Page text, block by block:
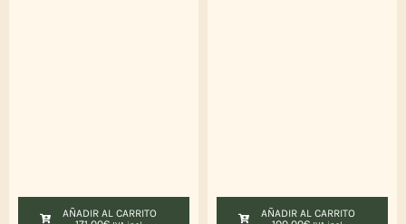
AÑADIR AL CARRITO
AÑADIR AL CARRITO